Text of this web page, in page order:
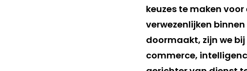
keuzes te maken
verwezenlijken
doormaakt, zijn we
commerce,